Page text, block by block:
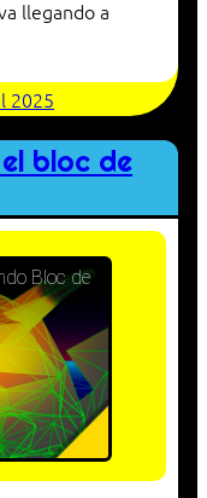
llegando a
2025
bloc de
Bloc de